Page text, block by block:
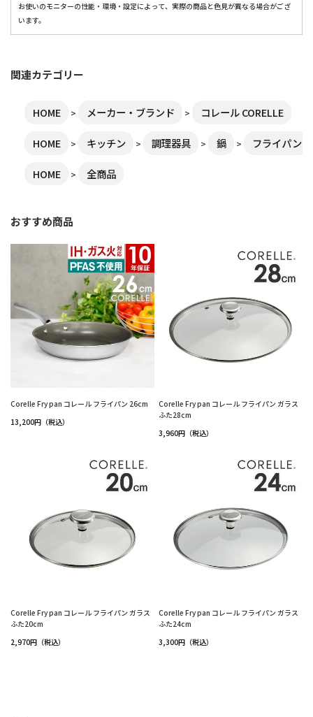
お使いのモニターの性能・環境・設定によって、実際の商品と色見が異なる場合がござ
います。
関連カテゴリー
HOME メーカー・ブランド コレール CORELLE
HOME キッチン 調理器具 鍋 フライパン
HOME 全商品
おすすめ商品
Corelle Fry pan コレール フライパン 26cm
13,200円（税込）
Corelle Fry pan コレール フライパン ガラス
ふた28cm
3,960円（税込）
Corelle Fry pan コレール フライパン ガラス
ふた20cm
2,970円（税込）
Corelle Fry pan コレール フライパン ガラス
ふた24cm
3,300円（税込）